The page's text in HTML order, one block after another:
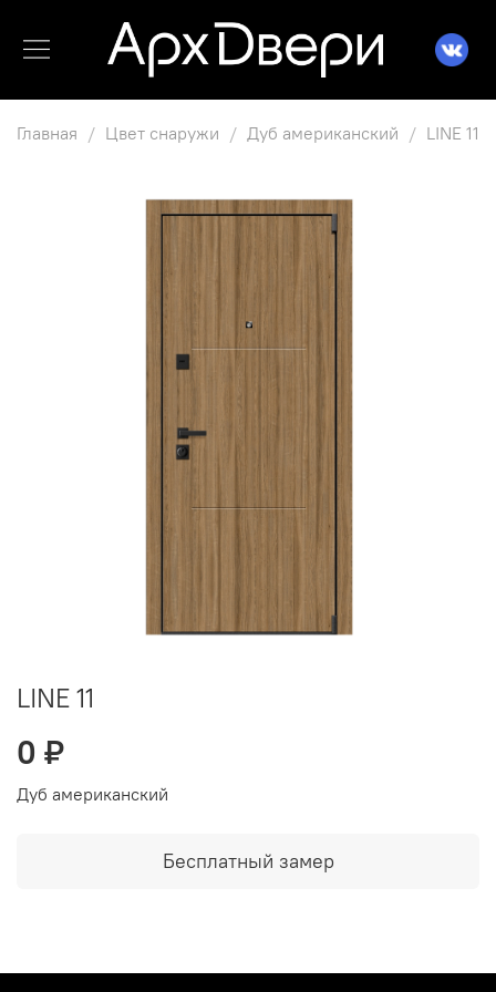
Главная Цвет снаружи Дуб американский LINE 11
LINE 11
0 ₽
Дуб американский
Бесплатный замер